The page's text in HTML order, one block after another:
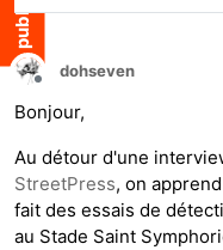
Hors-ligne
dohseven
Bonjour,
Au détour d'une
StreetPress, on
fait des essais de
au Stade Saint